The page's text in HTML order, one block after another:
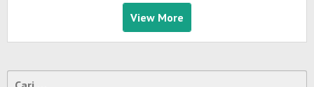
View More
Cari